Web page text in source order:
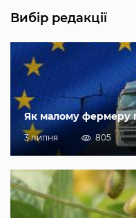
Вибір редакції
Як малому фермеру
3 липня 805